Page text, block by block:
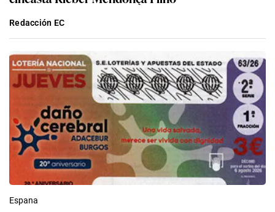
Redacción EC
Espana